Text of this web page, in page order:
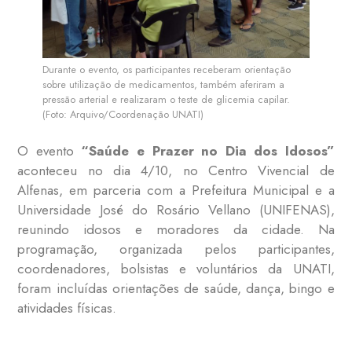
Durante o evento, os participantes receberam orientação
sobre utilização de medicamentos, também aferiram a
pressão arterial e realizaram o teste de glicemia capilar.
(Foto: Arquivo/Coordenação UNATI)
O evento “Saúde e Prazer no Dia dos Idosos”
aconteceu no dia 4/10, no Centro Vivencial de
Alfenas, em parceria com a Prefeitura Municipal e a
Universidade José do Rosário Vellano (UNIFENAS),
reunindo idosos e moradores da cidade. Na
programação, organizada pelos participantes,
coordenadores, bolsistas e voluntários da UNATI,
foram incluídas orientações de saúde, dança, bingo e
atividades físicas.